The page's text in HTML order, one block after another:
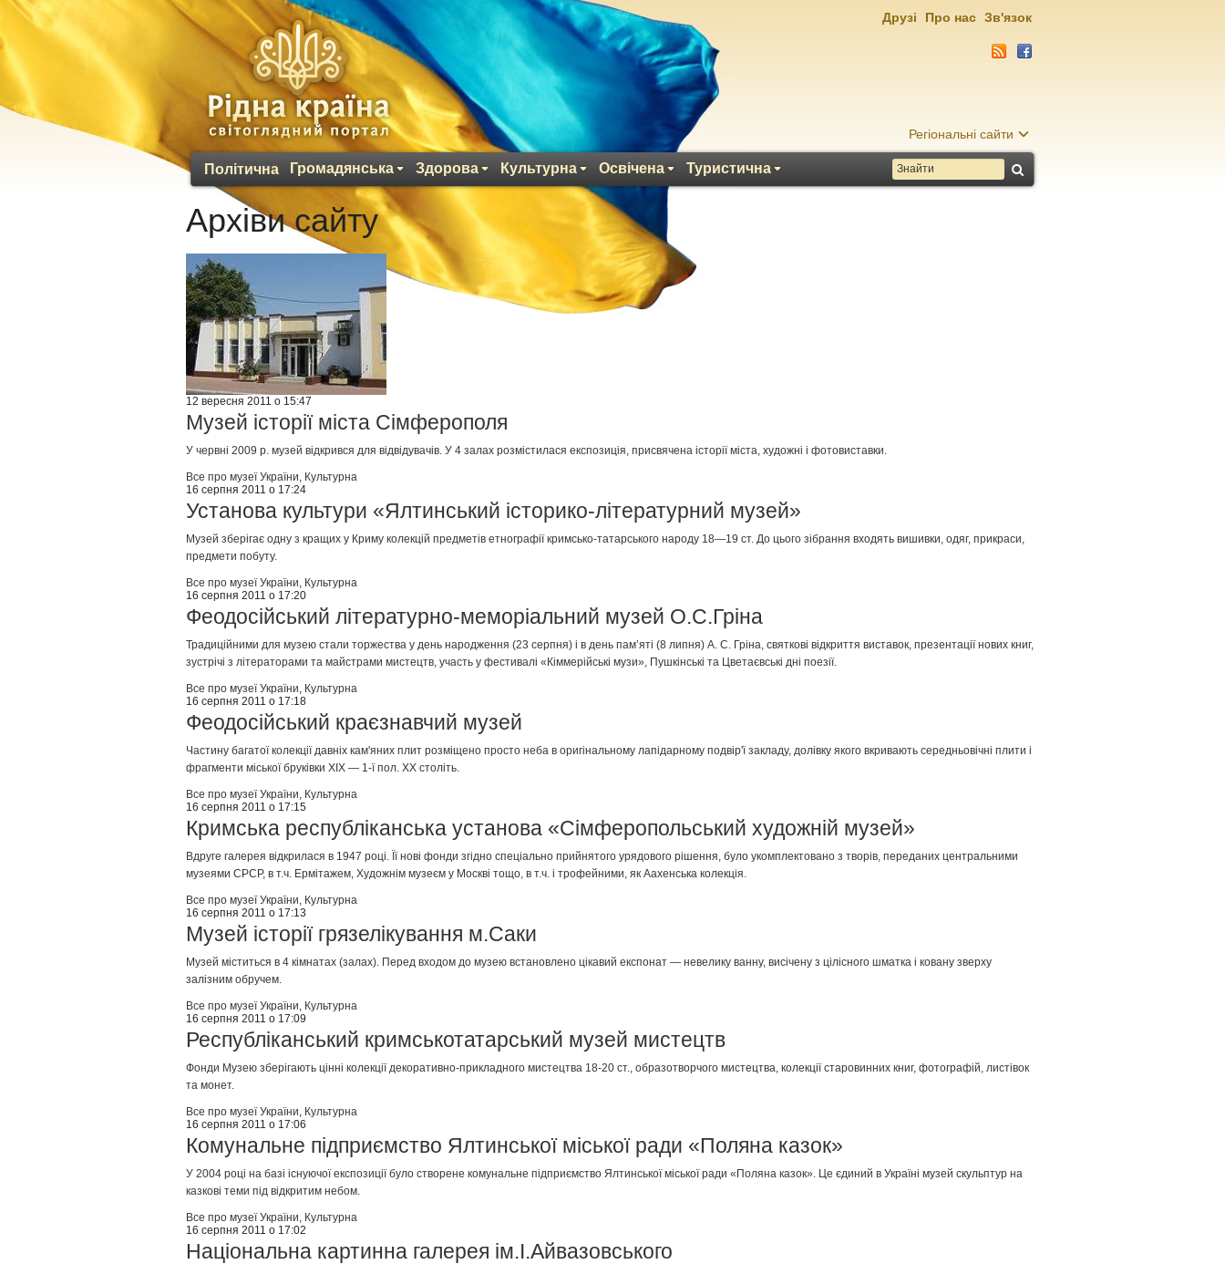
Регіональні сайти
Політична Громадянська Здорова Культурна Освічена Туристична
Друзі Про нас Зв'язок
Архіви сайту
12 вересня 2011 о 15:47
Музей історії міста Сімферополя
У червні 2009 р. музей відкрився для відвідувачів. У 4 залах розмістилася експозиція, присвячена історії міста, художні і фотовиставки.
Все про музеї України, Культурна
16 серпня 2011 о 17:24
Установа культури «Ялтинський історико-літературний музей»
Музей зберігає одну з кращих у Криму колекцій предметів етнографії кримсько-татарського народу 18—19 ст. До цього зібрання входять вишивки, одяг, прикраси,
предмети побуту.
Все про музеї України, Культурна
16 серпня 2011 о 17:20
Феодосійський літературно-меморіальний музей О.С.Гріна
Традиційними для музею стали торжества у день народження (23 серпня) і в день пам’яті (8 липня) А. С. Гріна, святкові відкриття виставок, презентації нових книг,
зустрічі з літераторами та майстрами мистецтв, участь у фестивалі «Кіммерійські музи», Пушкінські та Цветаєвські дні поезії.
Все про музеї України, Культурна
16 серпня 2011 о 17:18
Феодосійський краєзнавчий музей
Частину багатої колекції давніх кам'яних плит розміщено просто неба в оригінальному лапідарному подвір'ї закладу, долівку якого вкривають середньовічні плити і
фрагменти міської бруківки XIX — 1-ї пол. XX століть.
Все про музеї України, Культурна
16 серпня 2011 о 17:15
Кримська республіканська установа «Сімферопольський художній музей»
Вдруге галерея відкрилася в 1947 році. Її нові фонди згідно спеціально прийнятого урядового рішення, було укомплектовано з творів, переданих центральними
музеями СРСР, в т.ч. Ермітажем, Художнім музеєм у Москві тощо, в т.ч. і трофейними, як Аахенська колекція.
Все про музеї України, Культурна
16 серпня 2011 о 17:13
Музей історії грязелікування м.Саки
Музей міститься в 4 кімнатах (залах). Перед входом до музею встановлено цікавий експонат — невелику ванну, висічену з цілісного шматка і ковану зверху
залізним обручем.
Все про музеї України, Культурна
16 серпня 2011 о 17:09
Республіканський кримськотатарський музей мистецтв
Фонди Музею зберігають цінні колекції декоративно-прикладного мистецтва 18-20 ст., образотворчого мистецтва, колекції старовинних книг, фотографій, листівок
та монет.
Все про музеї України, Культурна
16 серпня 2011 о 17:06
Комунальне підприємство Ялтинської міської ради «Поляна казок»
У 2004 році на базі існуючої експозиції було створене комунальне підприємство Ялтинської міської ради «Поляна казок». Це єдиний в Україні музей скульптур на
казкові теми під відкритим небом.
Все про музеї України, Культурна
16 серпня 2011 о 17:02
Національна картинна галерея ім.І.Айвазовського